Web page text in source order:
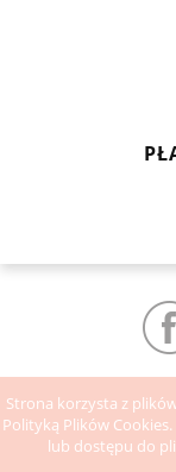
Strona korzysta z
Polityką Plików
lub dostępu do